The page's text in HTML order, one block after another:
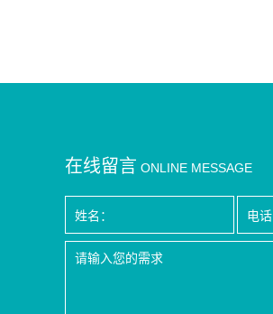
在线留言 ONLINE MESSAGE